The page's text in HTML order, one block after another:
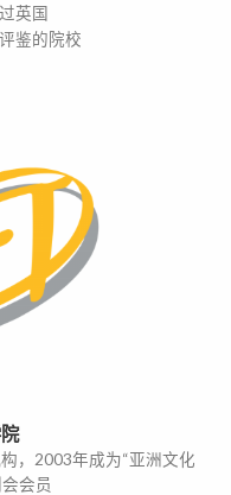
英国
鉴的院校
，2003年成为“亚洲文化
会员